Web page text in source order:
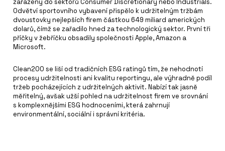
zařazeny do sektorů Consumer Discretionary nebo Industrials.
Odvětví sportovního vybavení přispělo k udržitelným tržbám
dvoustovky nejlepších firem částkou 649 miliard amerických
dolarů, čímž se zařadilo hned za technologický sektor. První tři
příčky v žebříčku obsadily společnosti Apple, Amazon a
Microsoft.
Clean200 se liší od tradičních ESG ratingů tím, že nehodnotí
procesy udržitelnosti ani kvalitu reportingu, ale výhradně podíl
tržeb pocházejících z udržitelných aktivit. Nabízí tak jasně
měřitelný, avšak užší pohled na udržitelnost firem ve srovnání
s komplexnějšími ESG hodnoceními, která zahrnují
environmentální, sociální i správní kritéria.